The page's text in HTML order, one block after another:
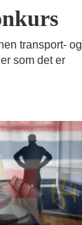
transport- og
som det er